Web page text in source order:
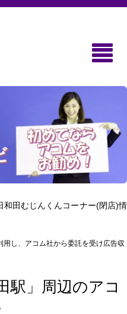
和田むじんくんコーナー(閉店)情
し、アコム社から委託を受け広告収
駅」周辺のアコ